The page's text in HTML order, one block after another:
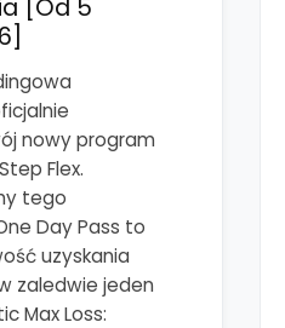
[Od 5
nowy program
Flex.
tego
Day Pass to
uzyskania
zaledwie jeden
Max Loss: